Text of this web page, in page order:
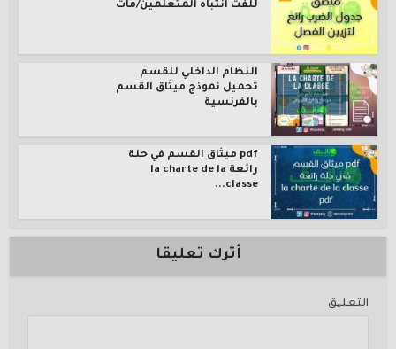
للفت انتباه المتعلمين/مات
النظام الداخلي للقسم
تحميل نموذج ميثاق القسم
بالفرنسية
pdf ميثاق القسم في حلة
رائعة la charte de la
classe...
أترك تعليقا
التعليق